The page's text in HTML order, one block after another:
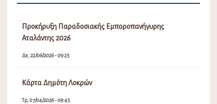
Προκήρυξη Παραδοσιακής Εμποροπανήγυρης
Αταλάντης 2026
Δε, 22/06/2026 - 09:25
Κάρτα Δημότη Λοκρών
Τρ, 07/04/2026 - 09:45